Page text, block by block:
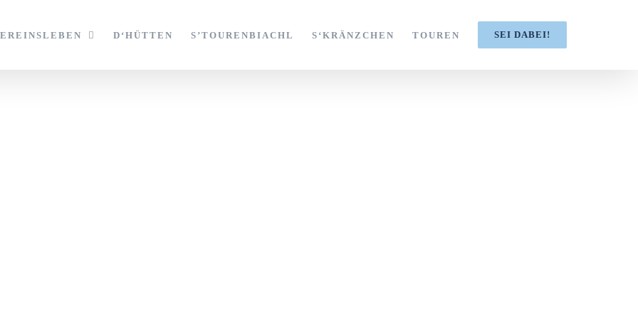
D‘HÜTTEN S’TOURENBIACHL S‘KRÄNZCHEN TOUREN SEI DABEI!